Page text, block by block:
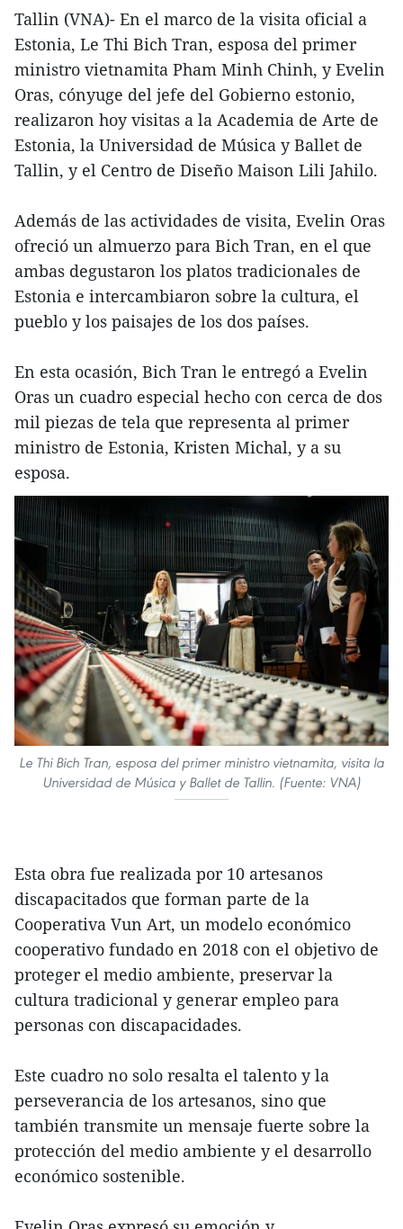
Tallin (VNA)- En el marco de la visita oficial a
Estonia, Le Thi Bich Tran, esposa del primer
ministro vietnamita Pham Minh Chinh, y Evelin
Oras, cónyuge del jefe del Gobierno estonio,
realizaron hoy visitas a la Academia de Arte de
Estonia, la Universidad de Música y Ballet de
Tallin, y el Centro de Diseño Maison Lili Jahilo.
Además de las actividades de visita, Evelin Oras
ofreció un almuerzo para Bich Tran, en el que
ambas degustaron los platos tradicionales de
Estonia e intercambiaron sobre la cultura, el
pueblo y los paisajes de los dos países.
En esta ocasión, Bich Tran le entregó a Evelin
Oras un cuadro especial hecho con cerca de dos
mil piezas de tela que representa al primer
ministro de Estonia, Kristen Michal, y a su
esposa.
Le Thi Bich Tran, esposa del primer ministro vietnamita, visita la
Universidad de Música y Ballet de Tallin. (Fuente: VNA)
Esta obra fue realizada por 10 artesanos
discapacitados que forman parte de la
Cooperativa Vun Art, un modelo económico
cooperativo fundado en 2018 con el objetivo de
proteger el medio ambiente, preservar la
cultura tradicional y generar empleo para
personas con discapacidades.
Este cuadro no solo resalta el talento y la
perseverancia de los artesanos, sino que
también transmite un mensaje fuerte sobre la
protección del medio ambiente y el desarrollo
económico sostenible.